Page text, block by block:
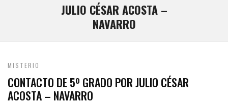
JULIO CÉSAR ACOSTA –
NAVARRO
MISTERIO
CONTACTO DE 5º GRADO POR JULIO CÉSAR
ACOSTA – NAVARRO